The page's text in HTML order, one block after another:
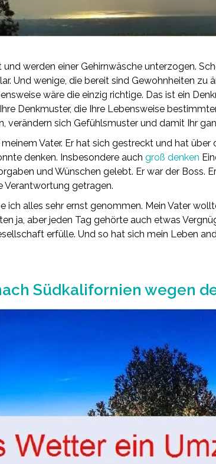
werden einer Gehirnwäsche unterzogen.
Und wenige, die bereit sind Gewohnheiten zu
wäre die einzig richtige. Das ist ein
Ihre Denkmuster, die Ihre Lebensweise
verändern sich Gefühlsmuster und damit Ihr
Vater. Er hat sich gestreckt und hat
denken. Insbesondere auch groß denken
und Wünschen gelebt. Er war der Boss.
Verantwortung getragen.
ich alles sehr ernst genommen. Mein Vater
ja, aber jeden Tag gehörte auch etwas
erfülle. Und so hat sich mein Leben
Südkalifornien wegen